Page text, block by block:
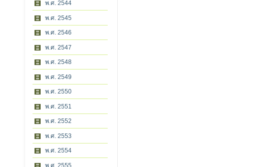
พ.ศ. 2544
พ.ศ. 2545
พ.ศ. 2546
พ.ศ. 2547
พ.ศ. 2548
พ.ศ. 2549
พ.ศ. 2550
พ.ศ. 2551
พ.ศ. 2552
พ.ศ. 2553
พ.ศ. 2554
พ.ศ. 2555